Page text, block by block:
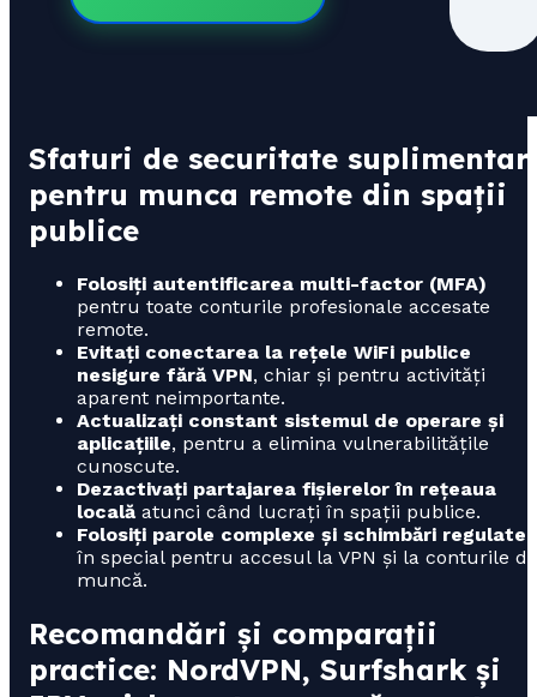
Sfaturi de securitate
pentru munca remote din spații
publice
Folosiți autentificarea multi-factor (MFA)
pentru toate conturile profesionale accesate
remote.
Evitați conectarea la rețele WiFi publice
nesigure fără VPN, chiar și pentru activități
aparent neimportante.
Actualizați constant sistemul de operare și
aplicațiile, pentru a elimina vulnerabilitățile
cunoscute.
Dezactivați partajarea fișierelor în rețeaua
locală atunci când lucrați în spații publice.
Folosiți parole complexe și schimbări regulate
în special pentru accesul la VPN și la conturile de
muncă.
Recomandări și comparații
practice: NordVPN, Surfshark și